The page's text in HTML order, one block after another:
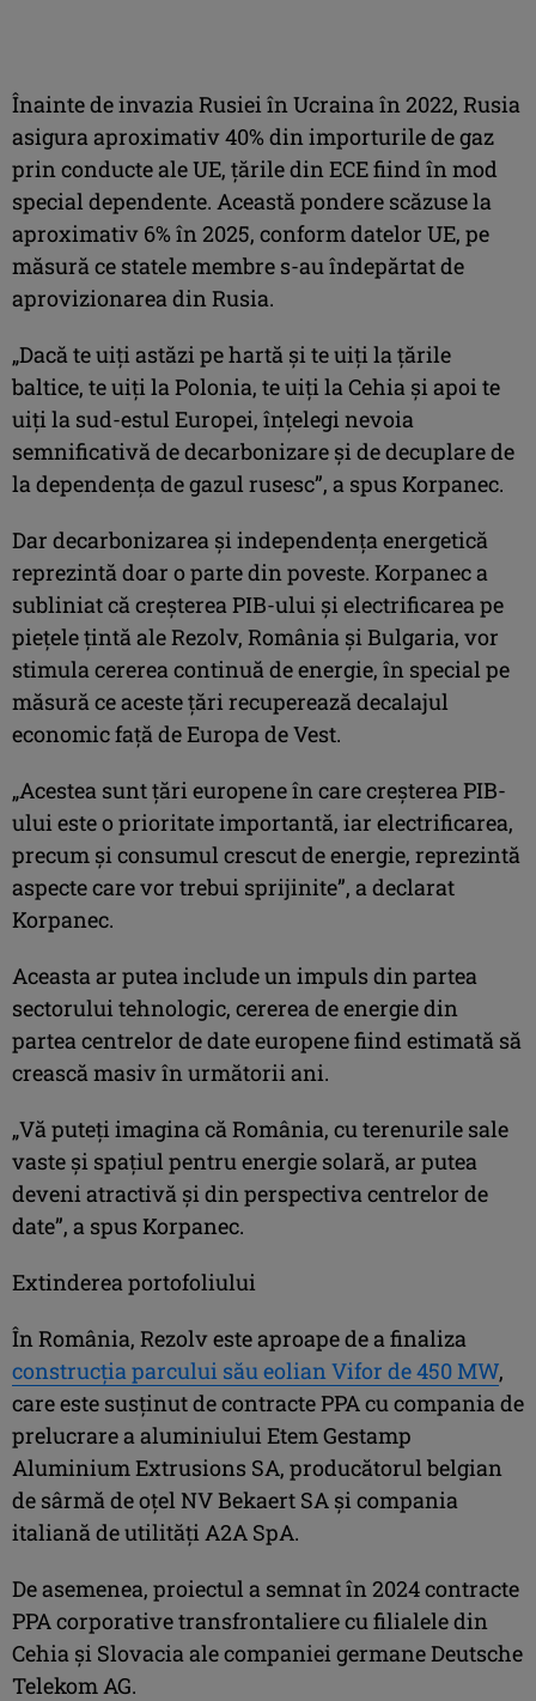
Înainte de invazia Rusiei în Ucraina în 2022, Rusia
asigura aproximativ 40% din importurile de gaz
prin conducte ale UE, țările din ECE fiind în mod
special dependente. Această pondere scăzuse la
aproximativ 6% în 2025, conform datelor UE, pe
măsură ce statele membre s-au îndepărtat de
aprovizionarea din Rusia.
„Dacă te uiți astăzi pe hartă și te uiți la țările
baltice, te uiți la Polonia, te uiți la Cehia și apoi te
uiți la sud-estul Europei, înțelegi nevoia
semnificativă de decarbonizare și de decuplare de
la dependența de gazul rusesc”, a spus Korpanec.
Dar decarbonizarea și independența energetică
reprezintă doar o parte din poveste. Korpanec a
subliniat că creșterea PIB-ului și electrificarea pe
piețele țintă ale Rezolv, România și Bulgaria, vor
stimula cererea continuă de energie, în special pe
măsură ce aceste țări recuperează decalajul
economic față de Europa de Vest.
„Acestea sunt țări europene în care creșterea PIB-
ului este o prioritate importantă, iar electrificarea,
precum și consumul crescut de energie, reprezintă
aspecte care vor trebui sprijinite”, a declarat
Korpanec.
Aceasta ar putea include un impuls din partea
sectorului tehnologic, cererea de energie din
partea centrelor de date europene fiind estimată să
crească masiv în următorii ani.
„Vă puteți imagina că România, cu terenurile sale
vaste și spațiul pentru energie solară, ar putea
deveni atractivă și din perspectiva centrelor de
date”, a spus Korpanec.
Extinderea portofoliului
În România, Rezolv este aproape de a finaliza
construcția parcului său eolian Vifor de 450 MW,
care este susținut de contracte PPA cu compania de
prelucrare a aluminiului Etem Gestamp
Aluminium Extrusions SA, producătorul belgian
de sârmă de oțel NV Bekaert SA și compania
italiană de utilități A2A SpA.
De asemenea, proiectul a semnat în 2024 contracte
PPA corporative transfrontaliere cu filialele din
Cehia și Slovacia ale companiei germane Deutsche
Telekom AG.